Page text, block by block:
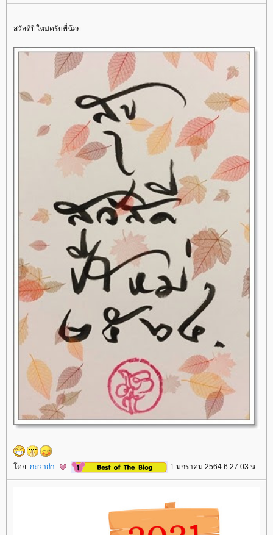
สวัสดีปีใหม่ครับพี่น้อ
ดย: กะว่าก๋า 1 มกราคม 2564 6:27:03 น.